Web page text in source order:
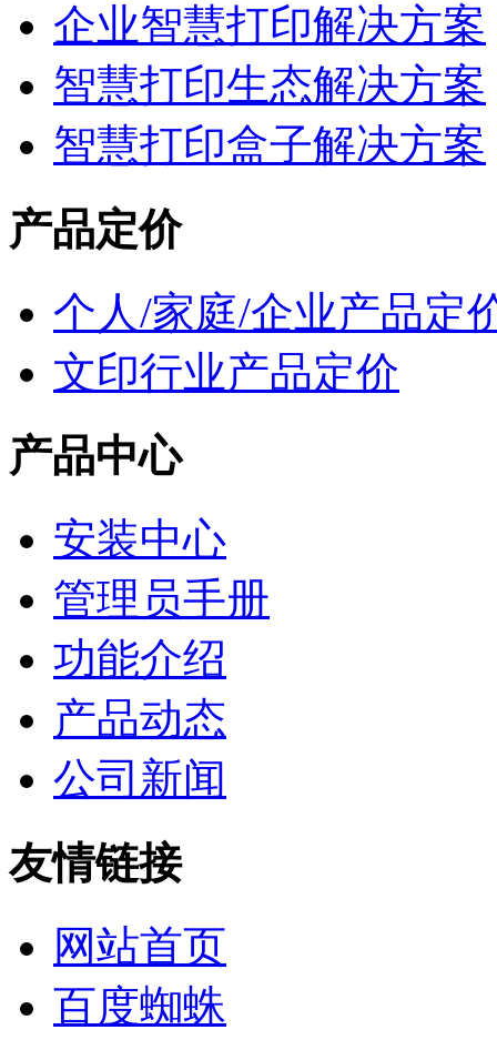
企业智慧打印解决方案
智慧打印生态解决方案
智慧打印盒子解决方案
产品定价
个人/家庭/企业产品定
文印行业产品定价
产品中心
安装中心
管理员手册
功能介绍
产品动态
公司新闻
友情链接
网站首页
百度蜘蛛